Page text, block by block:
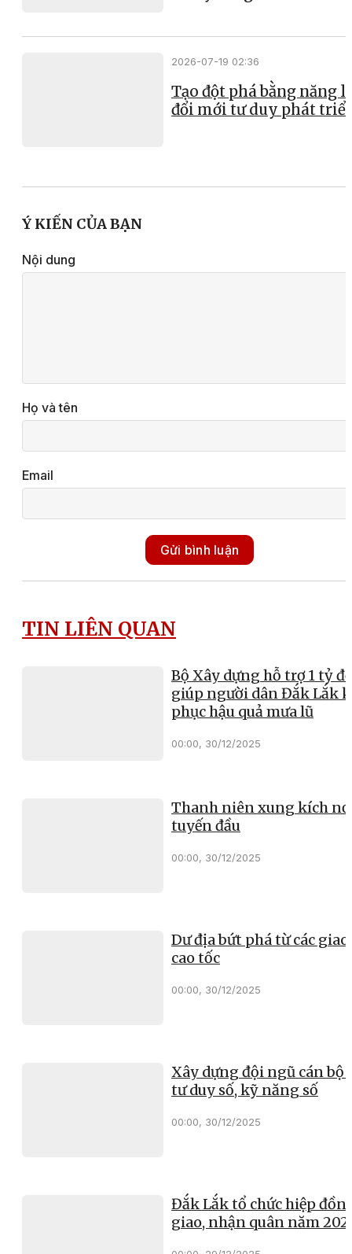
2026-07-19 02:36
Tạo đột phá bằng năng
đổi mới tư duy phát
Ý KIẾN CỦA BẠN
Nội dung
Họ và tên
Email
Gửi bình luận
TIN LIÊN QUAN
Bộ Xây dựng hỗ trợ 1 tỷ
giúp người dân Đắk Lắk
phục hậu quả mưa lũ
00:00, 30/12/2025
Thanh niên xung kích
tuyến đầu
00:00, 30/12/2025
Dư địa bứt phá từ các
cao tốc
00:00, 30/12/2025
Xây dựng đội ngũ cán bộ
tư duy số, kỹ năng số
00:00, 30/12/2025
Đắk Lắk tổ chức hiệp
giao, nhận quân năm